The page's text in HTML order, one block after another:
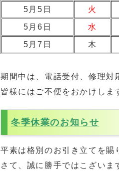
5月5日 火
5月6日 水
5月7日 木
期間中は、電話受付、修理対
皆様にはご不便をおかけしま
冬季休業のお知らせ
平素は格別のお引き立てを賜
さて、誠に勝手ではこざいま